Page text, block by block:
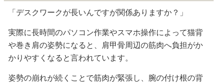
「デスクワークが長いんですが関係ありますか？」
実際に長時間のパソコン作業やスマホ操作によって猫背
や巻き肩の姿勢になると、肩甲骨周辺の筋肉へ負担がか
かりやすくなると言われています。
姿勢の崩れが続くことで筋肉が緊張し、腕の付け根の背